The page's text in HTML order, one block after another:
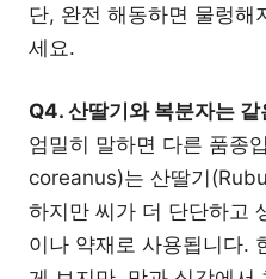
단, 완전 해동하면 물렁해
세요.
Q4. 산딸기와 복분자는 같
엄밀히 말하면 다른 품종
coreanus)는 산딸기
하지만 씨가 더 단단하고
이나 약재로 사용됩니다.